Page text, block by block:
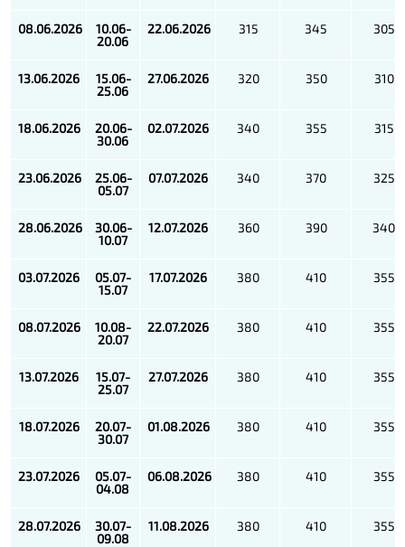
08.06.2026
10.06-
20.06
22.06.2026 315 345 305
13.06.2026
15.06-
25.06
27.06.2026 320 350 310
18.06.2026
20.06-
30.06
02.07.2026 340 355 315
23.06.2026
25.06-
05.07
07.07.2026 340 370 325
28.06.2026
30.06-
10.07
12.07.2026 360 390 340
03.07.2026
05.07-
15.07
17.07.2026 380 410 355
08.07.2026
10.08-
20.07
22.07.2026 380 410 355
13.07.2026
15.07-
25.07
27.07.2026 380 410 355
18.07.2026
20.07-
30.07
01.08.2026 380 410 355
23.07.2026
05.07-
04.08
06.08.2026 380 410 355
28.07.2026
30.07-
09.08
11.08.2026 380 410 355